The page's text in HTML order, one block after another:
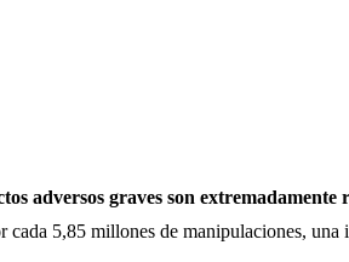
adversos graves son extremadamente
5,85 millones de manipulaciones,